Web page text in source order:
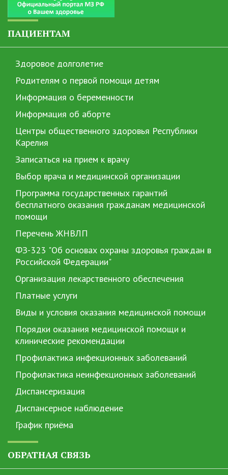
ПАЦИЕНТАМ
Здоровое долголетие
Родителям о первой помощи детям
Информация о беременности
Информация об аборте
Центры общественного здоровья Республики
Карелия
Записаться на прием к врачу
Выбор врача и медицинской организации
Программа государственных гарантий
бесплатного оказания гражданам медицинской
помощи
Перечень ЖНВЛП
ФЗ-323 "Об основах охраны здоровья граждан в
Российской Федерации"
Организация лекарственного обеспечения
Платные услуги
Виды и условия оказания медицинской помощи
Порядки оказания медицинской помощи и
клинические рекомендации
Профилактика инфекционных заболеваний
Профилактика неинфекционных заболеваний
Диспансеризация
Диспансерное наблюдение
График приёма
ОБРАТНАЯ СВЯЗЬ